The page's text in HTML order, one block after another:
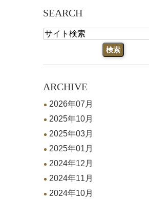
SEARCH
ARCHIVE
2026年07月
2025年10月
2025年03月
2025年01月
2024年12月
2024年11月
2024年10月